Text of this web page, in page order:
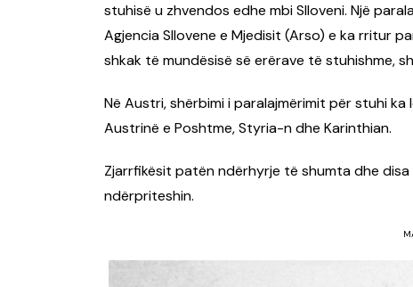
stuhisë u zhvendos edhe mbi Slloveni. Një
Agjencia Sllovene e Mjedisit (Arso) e ka rritur
shkak të mundësisë së erërave të stuhishme,
Në Austri, shërbimi i paralajmërimit për stuhi
Austrinë e Poshtme, Styria-n dhe Karinthian.
Zjarrfikësit patën ndërhyrje të shumta dhe
ndërpriteshin.